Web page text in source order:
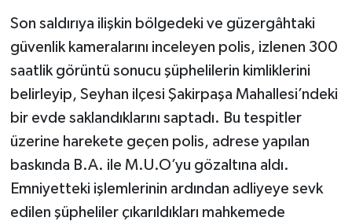
Son saldırıya ilişkin bölgedeki ve güzergâhtaki
güvenlik kameralarını inceleyen polis, izlenen 300
saatlik görüntü sonucu şüphelilerin kimliklerini
belirleyip, Seyhan ilçesi Şakirpaşa Mahallesi’ndeki
bir evde saklandıklarını saptadı. Bu tespitler
üzerine harekete geçen polis, adrese yapılan
baskında B.A. ile M.U.O’yu gözaltına aldı.
Emniyetteki işlemlerinin ardından adliyeye sevk
edilen şüpheliler çıkarıldıkları mahkemede